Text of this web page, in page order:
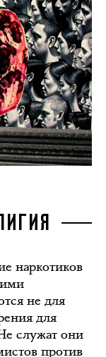
наркотиков
не для
для
служат они
против